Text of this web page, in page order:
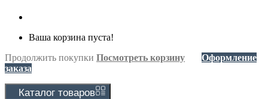
Ваша корзина пуста!
Продолжить покупки Посмотреть корзину
Оформление
заказа
Каталог товаров